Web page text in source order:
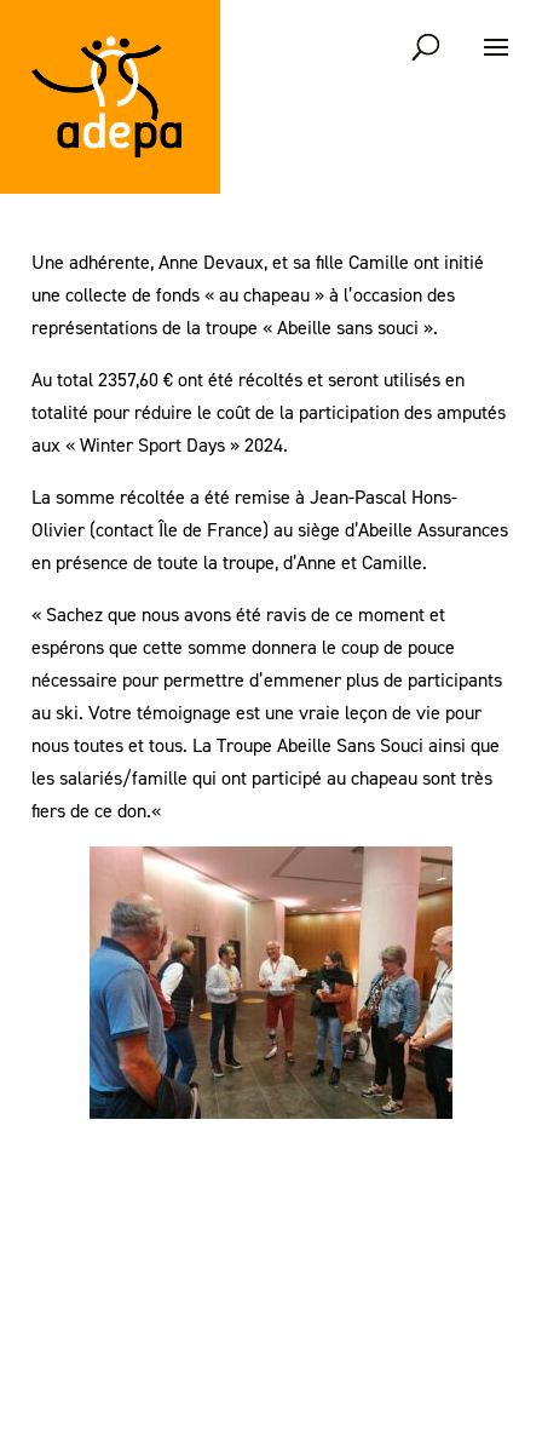
Une adhérente, Anne Devaux, et sa fille Camille ont initié
une collecte de fonds « au chapeau » à l’occasion des
représentations de la troupe « Abeille sans souci ».
Au total 2357,60 € ont été récoltés et seront utilisés en
totalité pour réduire le coût de la participation des amputés
aux « Winter Sport Days » 2024.
La somme récoltée a été remise à Jean-Pascal Hons-
Olivier (contact Île de France) au siège d’Abeille Assurances
en présence de toute la troupe, d’Anne et Camille.
« Sachez que nous avons été ravis de ce moment et
espérons que cette somme donnera le coup de pouce
nécessaire pour permettre d’emmener plus de participants
au ski. Votre témoignage est une vraie leçon de vie pour
nous toutes et tous. La Troupe Abeille Sans Souci ainsi que
les salariés/famille qui ont participé au chapeau sont très
fiers de ce don.«